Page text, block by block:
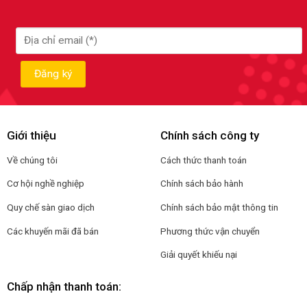
Giới thiệu
Về chúng tôi
Cơ hội nghề nghiệp
Quy chế sàn giao dịch
Các khuyến mãi đã bán
Chính sách công ty
Cách thức thanh toán
Chính sách bảo hành
Chính sách bảo mật thông tin
Phương thức vận chuyển
Giải quyết khiếu nại
Chấp nhận thanh toán: